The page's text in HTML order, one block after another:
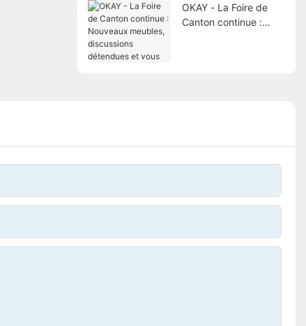
OKAY - La Foire de
Canton continue :